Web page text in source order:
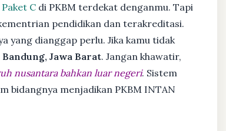
C di PKBM terdekat denganmu. Tapi
pendidikan dan terakreditasi.
yang dianggap perlu. Jika kamu tidak
Jawa Barat. Jangan khawatir,
nusantara bahkan luar negeri. Sistem
bidangnya menjadikan PKBM INTAN